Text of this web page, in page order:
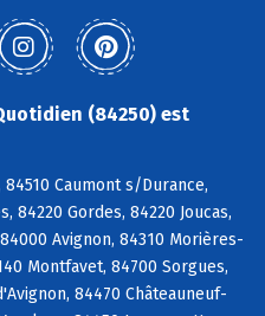
(84250) est
Caumont s/Durance,
84220 Gordes, 84220 Joucas,
Avignon, 84310 Morières-
Montfavet, 84700 Sorgues,
84470 Châteauneuf-